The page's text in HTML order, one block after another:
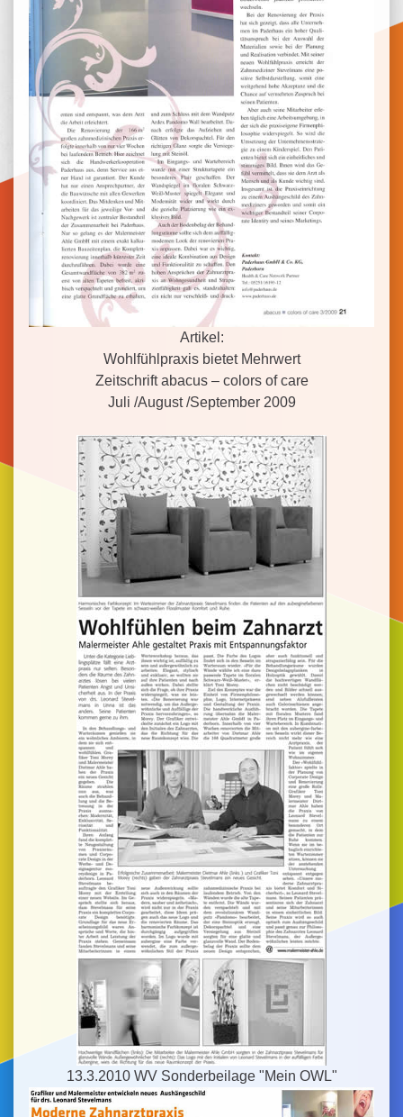
Artikel:
Wohlfühlpraxis bietet Mehrwert
Zeitschrift abacus – colors of care
Juli /August /September 2009
13.3.2010 WV Sonderbeilage "Mein OWL"